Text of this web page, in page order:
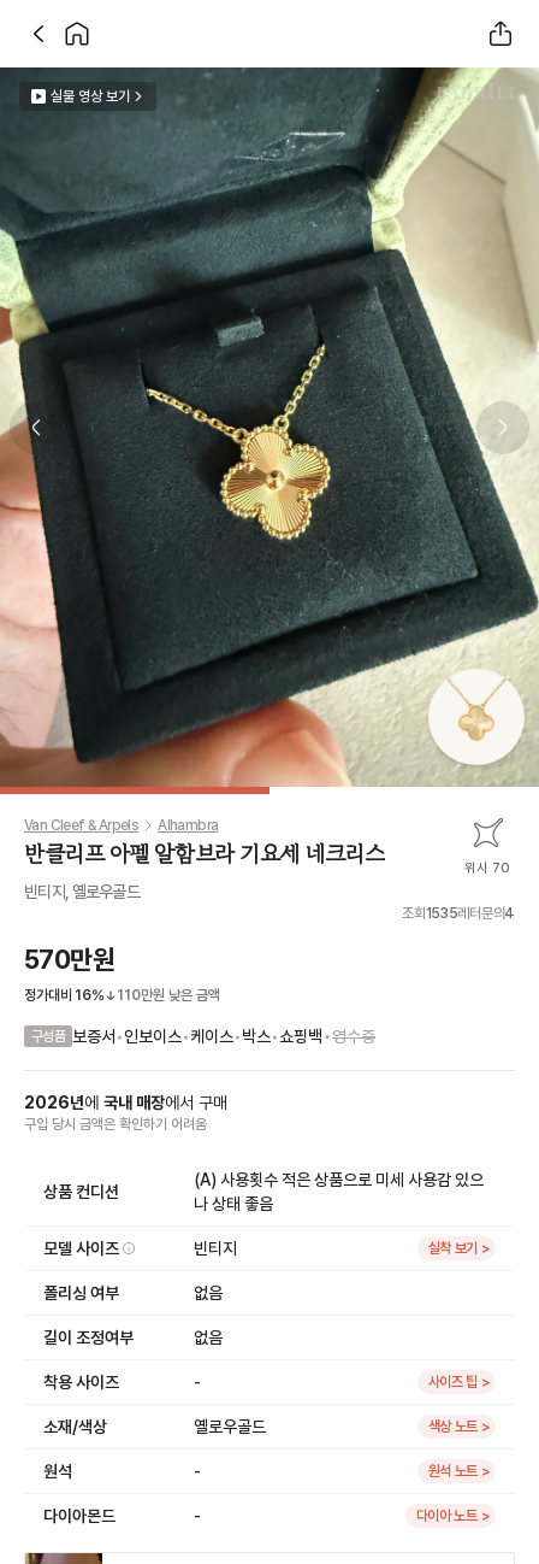
실물 영상 보기
Previous slide
Van Cleef & Arpels Alhambra
반클리프 아펠 알함브라 기요세 네크리스 위시 70
빈티지, 옐로우골드
조회 1535레터문의4
570만원
정가대비 16% 110만원 낮은 금액
구성품 보증서 •인보이스•케이스•박스•쇼핑백•영수증
2026년에 국내 매장에서 구매
구입 당시 금액은 확인하기 어려움
상품 컨디션
(A) 사용횟수 적은 상품으로 미세 사용감 있으
나 상태 좋음
모델 사이즈 빈티지 실착 보기 >
폴리싱 여부 없음
길이 조정여부 없음
착용 사이즈 - 사이즈 팁 >
소재/색상 옐로우골드 색상 노트 >
원석 - 원석 노트 >
다이아몬드 - 다이아 노트 >